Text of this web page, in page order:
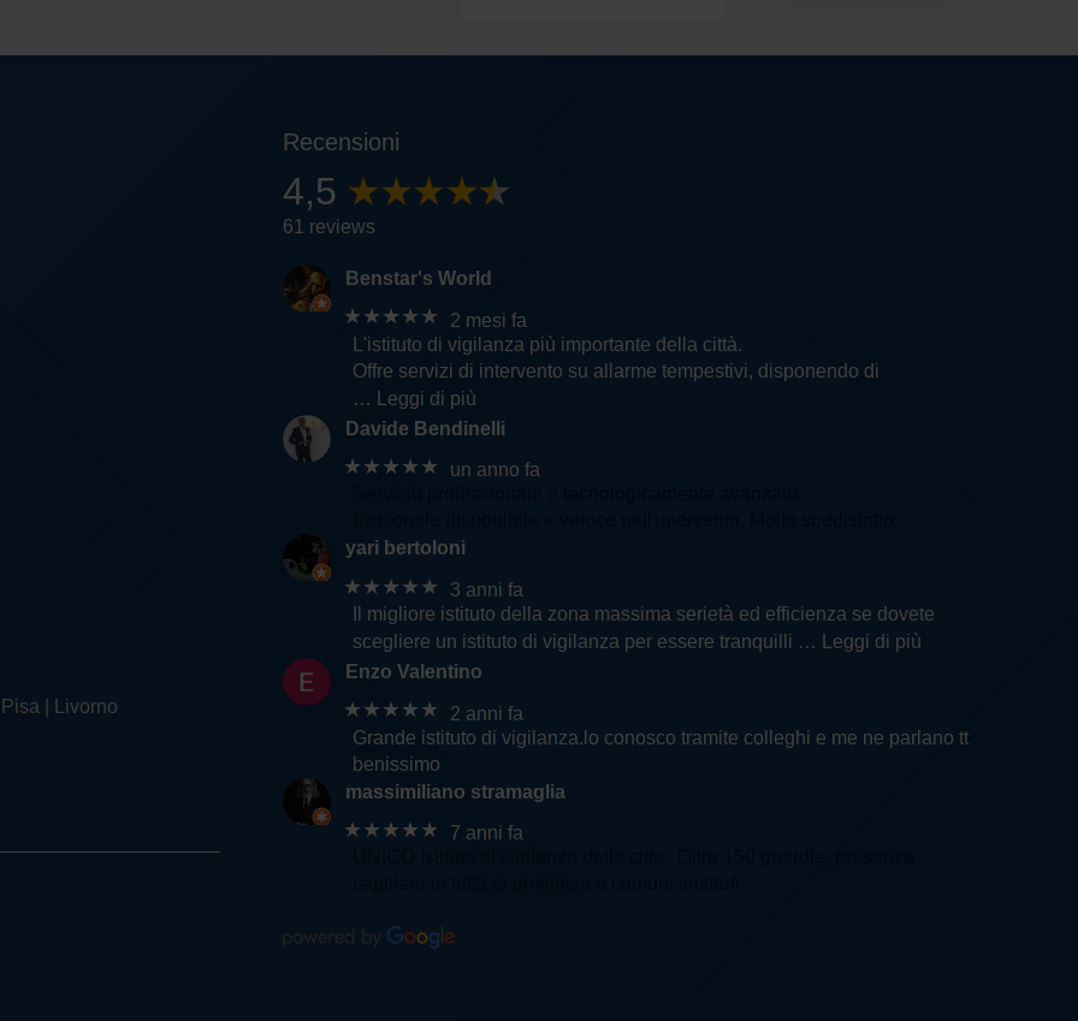
| Livorno
Recensioni
4,5
61 reviews
Benstar's World
★★★★★
2 mesi fa
L'istituto di vigilanza più importante della città.
Offre servizi di intervento su allarme tempestivi, disponendo di
… Leggi di più
Davide Bendinelli
★★★★★
un anno fa
yari bertoloni
★★★★★
3 anni fa
Il migliore istituto della zona massima serietà ed efficienza se dovete
scegliere un istituto di vigilanza per essere tranquilli … Leggi di più
Enzo Valentino
★★★★★
2 anni fa
Grande istituto di vigilanza.lo conosco tramite colleghi e me ne parlano tt
benissimo
massimiliano stramaglia
★★★★★
7 anni fa